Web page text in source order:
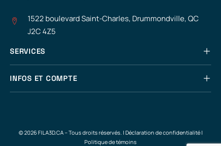
1522 boulevard Saint-Charles, Drummondville, QC
J2C 4Z5
SERVICES
INFOS ET COMPTE
© 2026 FILA3D.CA – Tous droits réservés. | Déclaration de confidentialité|
Politique de témoins